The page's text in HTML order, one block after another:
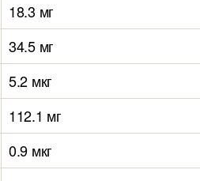
18.3 мг
34.5 мг
5.2 мкг
112.1 мг
0.9 мкг